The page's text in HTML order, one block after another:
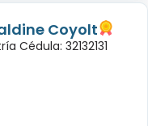
Coyolt
Cédula: 32132131